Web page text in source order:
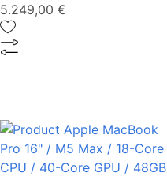
5.249,00 €